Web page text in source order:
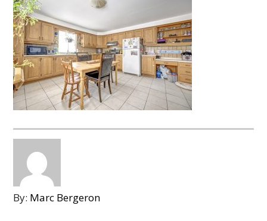
By: Marc Bergeron